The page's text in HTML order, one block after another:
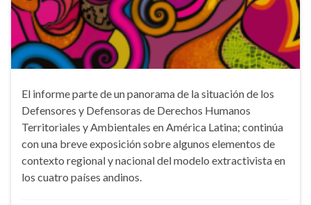
El informe parte de un panorama de la situación de los
Defensores y Defensoras de Derechos Humanos
Territoriales y Ambientales en América Latina; continúa
con una breve exposición sobre algunos elementos de
contexto regional y nacional del modelo extractivista en
los cuatro países andinos.